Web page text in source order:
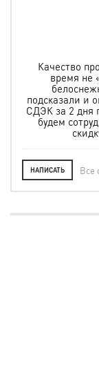
Качество
время не
подсказали и
СДЭК за 2 дня
будем
НАПИСАТЬ Все